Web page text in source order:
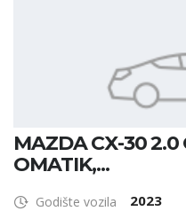
MAZDA CX-30 2.0
OMATIK,...
Godište vozila 2023